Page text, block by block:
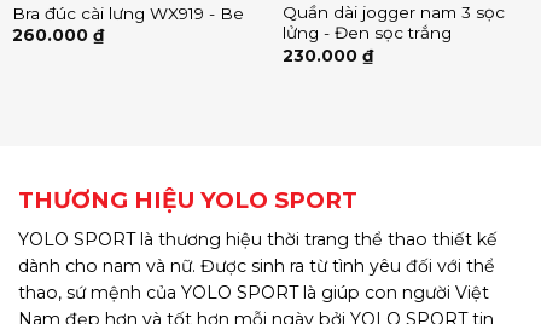
Bra đúc cài lưng WX919 - Be
260.000 ₫
Quần dài jogger nam 3 sọc
lửng - Đen sọc trắng
230.000 ₫
THƯƠNG HIỆU YOLO SPORT
YOLO SPORT là thương hiệu thời trang thể thao thiết kế
dành cho nam và nữ. Được sinh ra từ tình yêu đối với thể
thao, sứ mệnh của YOLO SPORT là giúp con người Việt
Nam đẹp hơn và tốt hơn mỗi ngày bởi YOLO SPORT tin